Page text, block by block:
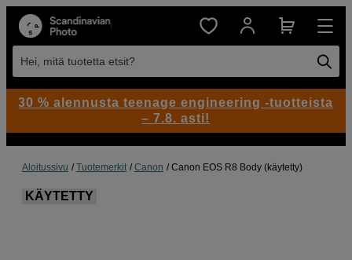
Hei, mitä tuotetta etsit?
Aloitussivu Tuotemerkit Canon Canon EOS R8 Body (käytetty)
KÄYTETTY
30 % alennusta teenage engineering -tuotteista
– 7.8. asti!